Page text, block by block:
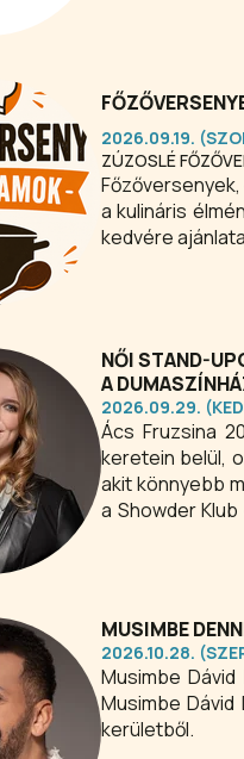
2026.09.19.
ZÚZOSLÉ
a kulináris
kedvére
NŐI STAND-
A
2026.09.29.
Ács Fruzsina
keretein belül,
akit könnyebb
a Showder
MUSIMBE
2026.10.28.
Musimbe
Musimbe
kerületből.